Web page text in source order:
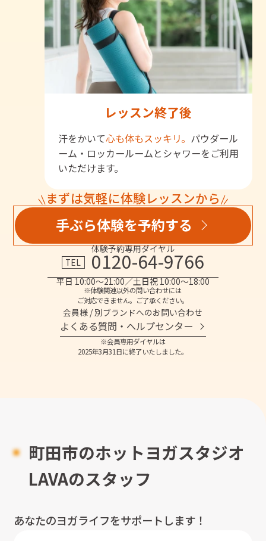
レッスン終了後
汗をかいて心も体もスッキリ。 パウダール
ーム・ロッカールームとシャワーをご利用
いただけます。
まずは気軽に体験レッスンから
手ぶら体験を予約する
体験予約専用ダイヤル
TEL
0120-64-9766
平日 10:00～21:00／土日祝 10:00～18:00
※体験関連以外の問い合わせには
ご対応できません。ご了承ください。
会員様 / 別ブランドへのお問い合わせ
よくある質問・へルプセンター
※会員専用ダイヤルは
2025年3月31日に終了いたしました。
町田市のホットヨガスタジオ
LAVAのスタッフ
あなたのヨガライフをサポートします！